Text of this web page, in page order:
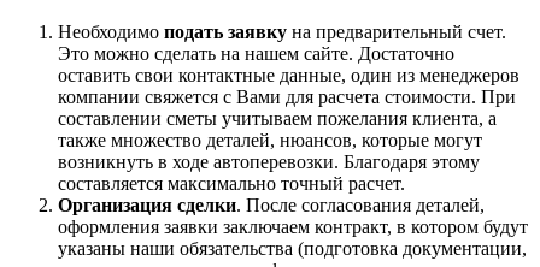
Необходимо подать заявку на предварительный счет.
Это можно сделать на нашем сайте. Достаточно
оставить свои контактные данные, один из менеджеров
компании свяжется с Вами для расчета стоимости. При
составлении сметы учитываем пожелания клиента, а
также множество деталей, нюансов, которые могут
возникнуть в ходе автоперевозки. Благодаря этому
составляется максимально точный расчет.
Организация сделки. После согласования деталей,
оформления заявки заключаем контракт, в котором будут
указаны наши обязательства (подготовка документации,